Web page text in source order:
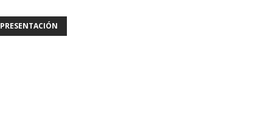
PRESENTACIÓN